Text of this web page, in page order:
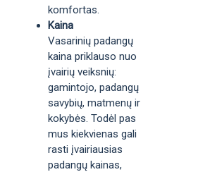
komfortas.
Kaina
Vasarinių padangų
kaina priklauso nuo
įvairių veiksnių:
gamintojo, padangų
savybių, matmenų ir
kokybės. Todėl pas
mus kiekvienas gali
rasti įvairiausias
padangų kainas,